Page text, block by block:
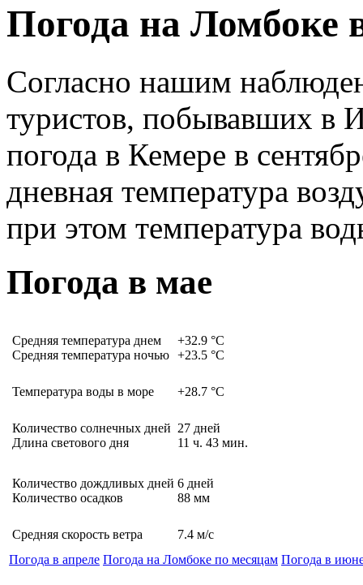
Погода на Ломбоке
Согласно нашим
туристов, побывавших в
погода в Кемере в
дневная температура
при этом температура
Погода в мае
Средняя температура днем
Средняя температура ночью
+32.9 °C
+23.5 °C
Температура воды в море +28.7 °C
Количество солнечных дней
Длина светового дня
27 дней
11 ч. 43 мин.
Количество дождливых дней
Количество осадков
6 дней
88 мм
Средняя скорость ветра 7.4 м/с
Погода в апреле Погода на Ломбоке по месяцам Погода в